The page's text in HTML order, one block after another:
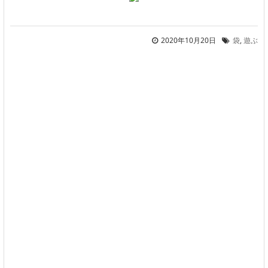
2020年10月20日 袋,遊ぶ